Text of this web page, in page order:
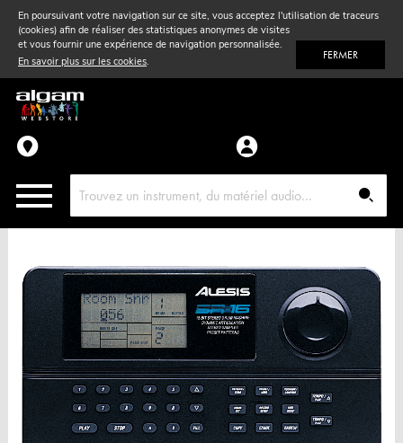
En poursuivant votre navigation sur ce site, vous acceptez l'utilisation de traceurs
(cookies) afin de réaliser des statistiques anonymes de visites
et vous fournir une expérience de navigation personnalisée.
En savoir plus sur les cookies. FERMER
Vent& Violon
Accessoires
Pièces détachées